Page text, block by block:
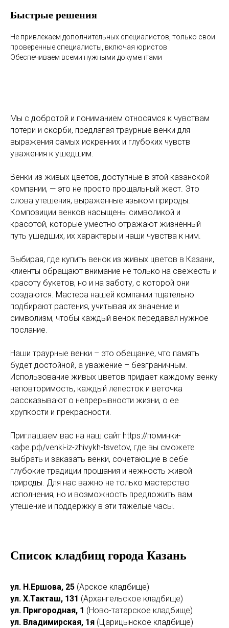
Быстрые решения
Не привлекаем дополнительных специалистов, только свои
проверенные специалисты, включая юристов
Обеспечиваем всеми нужными документами
Мы с добротой и пониманием относямся к чувствам
потери и скорби, предлагая траурные венки для
выражения самых искренних и глубоких чувств
уважения к ушедшим.
Венки из живых цветов, доступные в этой казанской
компании, — это не просто прощальный жест. Это
слова утешения, выраженные языком природы.
Композиции венков насыщены символикой и
красотой, которые уместно отражают жизненный
путь ушедших, их характеры и наши чувства к ним.
Выбирая, где купить венок из живых цветов в Казани,
клиенты обращают внимание не только на свежесть и
красоту букетов, но и на заботу, с которой они
создаются. Мастера нашей компании тщательно
подбирают растения, учитывая их значение и
символизм, чтобы каждый венок передавал нужное
послание.
Наши траурные венки – это обещание, что память
будет достойной, а уважение – безграничным.
Использование живых цветов придает каждому венку
неповторимость, каждый лепесток и веточка
рассказывают о непрерывности жизни, о ее
хрупкости и прекрасности.
Приглашаем вас на наш сайт https://поминки-
кафе.рф/venki-iz-zhivykh-tsvetov, где вы сможете
выбрать и заказать венки, сочетающие в себе
глубокие традиции прощания и нежность живой
природы. Для нас важно не только мастерство
исполнения, но и возможность предложить вам
утешение и поддержку в эти тяжёлые часы.
Список кладбищ города Казань
ул. Н.Ершова, 25 (Арское кладбище)
ул. Х.Такташ, 131 (Архангельское кладбище)
ул. Пригородная, 1 (Ново-татарское кладбище)
ул. Владимирская, 1я (Царицынское кладбище)